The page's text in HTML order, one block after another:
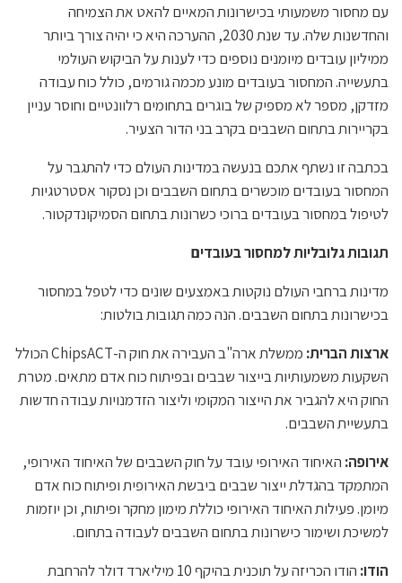
עם מחסור משמעותי בכישרונות המאיים להאט את הצמיחה
והחדשנות שלה. עד שנת 2030, ההערכה היא כי יהיה צורך ביותר
ממיליון עובדים מיומנים נוספים כדי לענות על הביקוש העולמי
בתעשייה. המחסור בעובדים מונע מכמה גורמים, כולל כוח עבודה
מזדקן, מספר לא מספיק של בוגרים בתחומים רלוונטיים וחוסר עניין
בקריירות בתחום השבבים בקרב בני הדור הצעיר.
בכתבה זו נשתף אתכם בנעשה במדינות העולם כדי להתגבר על
המחסור בעובדים מוכשרים בתחום השבבים וכן נסקור אסטרטגיות
לטיפול במחסור בעובדים ברוכי כשרונות בתחום הסמיקונדקטור.
תגובות גלובליות למחסור בעובדים
מדינות ברחבי העולם נוקטות באמצעים שונים כדי לטפל במחסור
בכישרונות בתחום השבבים. הנה כמה תגובות בולטות:
ארצות הברית:
ממשלת ארה"ב העבירה את חוק ה-ChipsACT הכולל
השקעות משמעותיות בייצור שבבים ובפיתוח כוח אדם מתאים. מטרת
החוק היא להגביר את הייצור המקומי וליצור הזדמנויות עבודה חדשות
בתעשיית השבבים.
אירופה: האיחוד האירופי עובד על חוק השבבים של האיחוד האירופי,
המתמקד בהגדלת ייצור שבבים ביבשת האירופית ופיתוח כוח אדם
מיומן. פעילות האיחוד האירופי כוללת מימון מחקר ופיתוח, וכן יוזמות
למשיכת ושימור כישרונות בתחום השבבים לעבודה בתחום.
הודו:
הודו הכריזה על תוכנית בהיקף 10 מיליארד דולר להרחבת